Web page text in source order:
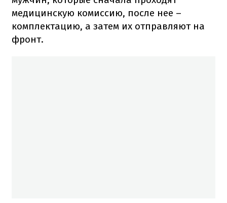
медицинскую комиссию, после нее –
комплектацию, а затем их отправляют на
фронт.